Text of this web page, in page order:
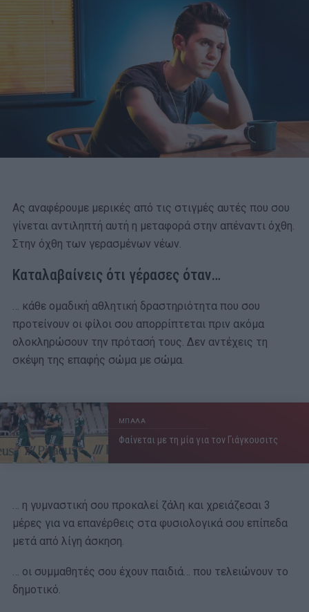
Ας αναφέρουμε μερικές από τις στιγμές αυτές που σου
γίνεται αντιληπτή αυτή η μεταφορά στην απέναντι όχθη.
Στην όχθη των γερασμένων νέων.
Καταλαβαίνεις ότι γέρασες όταν…
… κάθε ομαδική αθλητική δραστηριότητα που σου
προτείνουν οι φίλοι σου απορρίπτεται πριν ακόμα
ολοκληρώσουν την πρότασή τους. Δεν αντέχεις τη
σκέψη της επαφής σώμα με σώμα.
ΜΠΑΛΑ
Φαίνεται με τη μία για τον Γιάγκουσιτς
… η γυμναστική σου προκαλεί ζάλη και χρειάζεσαι 3
μέρες για να επανέρθεις στα φυσιολογικά σου επίπεδα
μετά από λίγη άσκηση.
… οι συμμαθητές σου έχουν παιδιά… που τελειώνουν το
δημοτικό.